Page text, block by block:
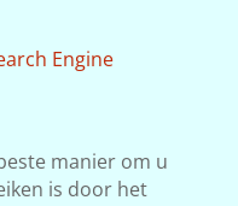
Engine
manier om u
is door het